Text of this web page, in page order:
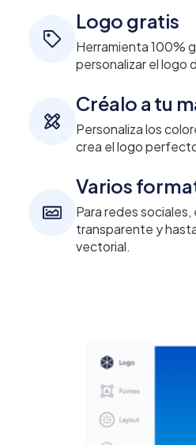
Logo gratis
Herramienta 100%
personalizar el logo
Créalo a tu
Personaliza los
crea el logo
Varios
Para redes
transparente y
vectorial.